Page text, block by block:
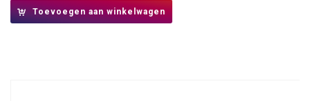
Toevoegen aan winkelwagen